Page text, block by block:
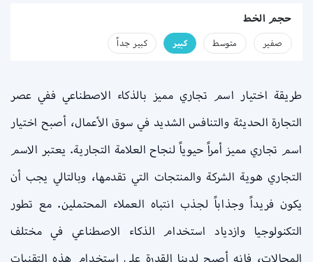
حجم الخط
صفير متوسط كبير كبير جداً
طريقة اختيار اسم تجاري مميز بالذكاء الاصطناعي ففي عصر
التجارة الحديثة والتنافس الشديد في سوق الأعمال، أصبح اختيار
اسم تجاري مميز أمراً حيوياً لنجاح العلامة التجارية. يعتبر الاسم
التجاري هوية الشركة والمنتجات التي تقدمها، وبالتالي يجب أن
يكون فريداً وجذاباً لجذب انتباه العملاء المحتملين. مع تطور
التكنولوجيا وازدياد استخدام الذكاء الاصطناعي في مختلف
المجالات، فإنه أصبح لدينا القدرة على استخدام هذه التقنيات